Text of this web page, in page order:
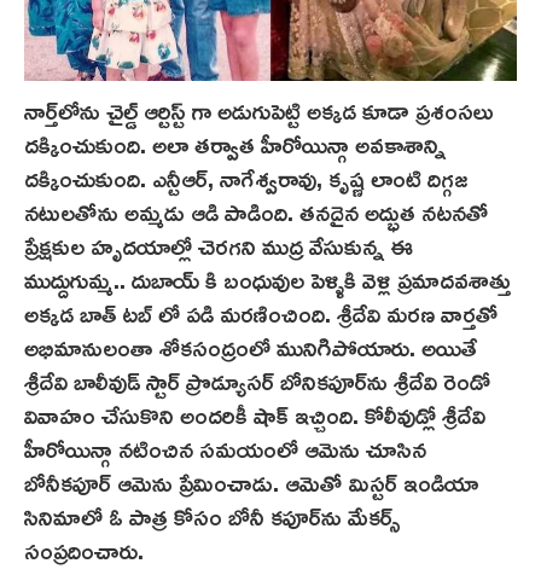
నార్త్‌లోను చైల్డ్ ఆర్టిస్ట్ గా అడుగుపెట్టి అక్కడ కూడా ప్రశంసలు
దక్కించుకుంది. అలా త‌ర్వాత‌ హీరోయిన్గా అవకాశాన్ని
దక్కించుకుంది. ఎన్టీఆర్, నాగేశ్వరావు, కృష్ణ లాంటి దిగ్గజ
నటులతోను అమ్మడు ఆడి పాడింది. తనదైన అద్భుత నటనతో
ప్రేక్షకుల హృదయాల్లో చెరగని ముద్ర వేసుకున్న ఈ
ముద్దుగుమ్మ.. దుబాయ్ కి బంధువుల పెళ్ళికి వెళ్లి ప్రమాదవశాత్తు
అక్కడ బాత్ టబ్ లో పడి మరణించింది. శ్రీదేవి మరణ వార్తతో
అభిమానులంతా శోకసంద్రంలో మునిగిపోయారు. అయితే
శ్రీదేవి బాలీవుడ్ స్టార్ ప్రొడ్యూసర్ బోనికపూర్‌ను శ్రీ‌దేవి రెండో
వివాహం చేసుకొని అందరికీ షాక్ ఇచ్చింది. కోలీవుడ్లో శ్రీదేవి
హీరోయిన్గా నటించిన సమయంలో ఆమెను చూసిన
బోనీకపూర్ ఆమెను ప్రేమించాడు. ఆమెతో మిస్టర్ ఇండియా
సినిమాలో ఓ పాత్ర కోసం బోనీ కపూర్‌ను మేకర్స్‌
సంప్రదించారు.